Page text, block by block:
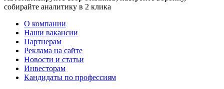
собирайте аналитику в 2 клика
О компании
Наши вакансии
Партнерам
Реклама на сайте
Новости и статьи
Инвесторам
Кандидаты по профессиям